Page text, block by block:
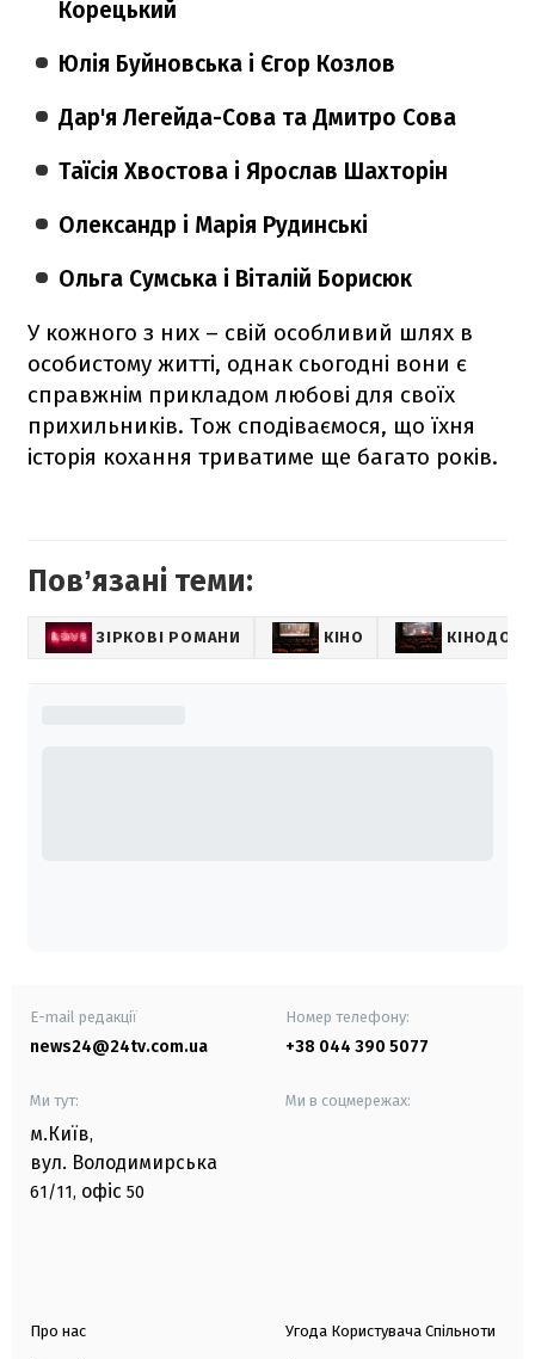
Корецький
Юлія Буйновська і Єгор Козлов
Дар'я Легейда-Сова та Дмитро Сова
Таїсія Хвостова і Ярослав Шахторін
Олександр і Марія Рудинські
Ольга Сумська і Віталій Борисюк
У кожного з них – свій особливий шлях в
особистому житті, однак сьогодні вони є
справжнім прикладом любові для своїх
прихильників. Тож сподіваємося, що їхня
історія кохання триватиме ще багато років.
Повʼязані теми:
ЗІРКОВІ РОМАНИ КІНО
E-mail редакції
news24@24tv.com.ua
Номер телефону:
+38 044 390 5077
Ми тут:
м.Київ,
вул. Володимирська
61/11, офіс 50
Ми в соцмережах:
Про нас Угода Користувача Спільноти